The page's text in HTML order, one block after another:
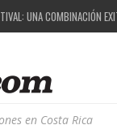
UNA COMBINACIÓN
QUE ESTÁ
BPM: UN REVIEW DE LA
en Costa Rica